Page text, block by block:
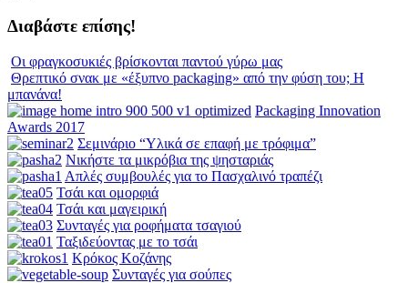
Διαβάστε επίσης!
Οι φραγκοσυκιές βρίσκονται παντού γύρω μας
Θρεπτικό σνακ με «έξυπνο packaging» από την φύση του; Η
μπανάνα!
Packaging Innovation
Awards 2017
Σεμινάριο “Υλικά σε επαφή με τρόφιμα”
Νικήστε τα μικρόβια της ψησταριάς
Απλές συμβουλές για το Πασχαλινό τραπέζι
Τσάι και ομορφιά
Τσάι και μαγειρική
Συνταγές για ροφήματα τσαγιού
Ταξιδεύοντας με το τσάι
Κρόκος Κοζάνης
Συνταγές για σούπες